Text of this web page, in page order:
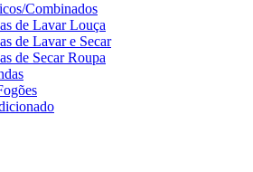
Combinados
de Lavar Louça
de Lavar e Secar
de Secar Roupa